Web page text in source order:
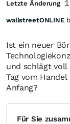
Ist ein neuer
und schlägt voll
Tag vom
Anfang?
Für Sie
Letzte Änderung
wallstreetONLINE